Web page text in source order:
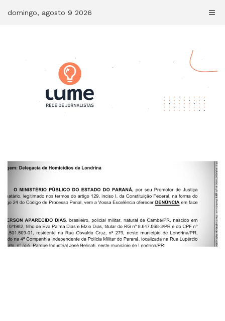
domingo, agosto 9 2026